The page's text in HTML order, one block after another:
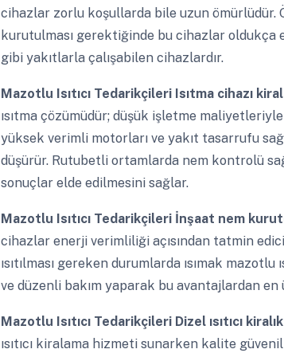
cihazlar zorlu koşullarda bile uzun ömürlüdür.
kurutulması gerektiğinde bu cihazlar oldukça
gibi yakıtlarla çalışabilen cihazlardır.
Mazotlu Isıtıcı TedarikçileriIsıtma cihazı
ısıtma çözümüdür; düşük işletme
yüksek verimli motorları ve yakıt tasarrufu
düşürür. Rutubetli ortamlarda nem kontrolü
sonuçlar elde edilmesini sağlar.
Mazotlu Isıtıcı Tedarikçileriİnşaat nem
cihazlar enerji verimliliği açısından tatmin
ısıtılması gereken durumlarda ısımak
ve düzenli bakım yaparak bu avantajlardan
Mazotlu Isıtıcı TedarikçileriDizel ısıtıcı kiralık
ısıtıcı kiralama hizmeti sunarken kalite